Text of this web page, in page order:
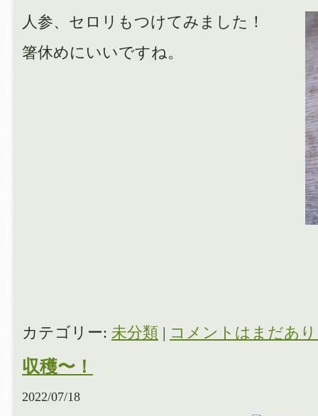
人参、セロリもつけてみました！
箸休めにいいですね。
カテゴリー: 未分類 コメントはまだあ
収穫〜！
2022/07/18